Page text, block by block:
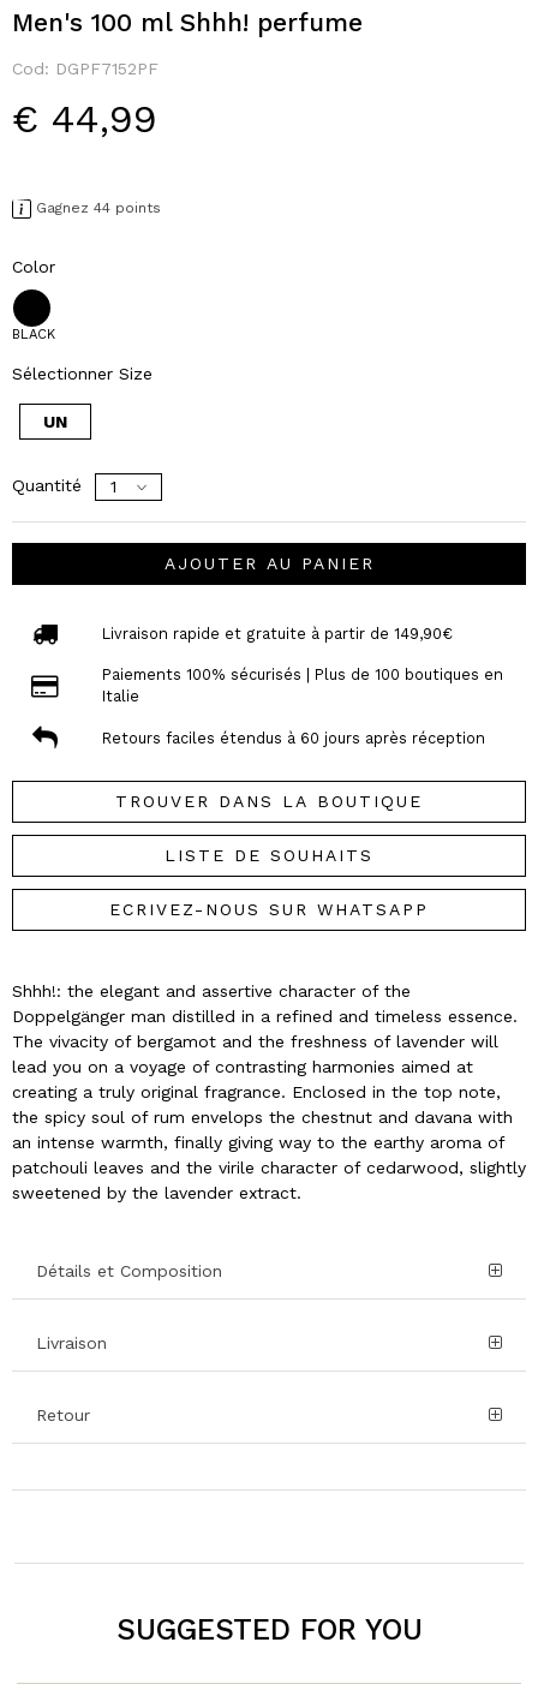
Men's 100 ml Shhh! perfume
Cod: DGPF7152PF
€ 44,99
Gagnez 44 points
Color
BLACK
Sélectionner Size
UN
Quantité
AJOUTER AU PANIER
Livraison rapide et gratuite à partir de 149,90€
Paiements 100% sécurisés | Plus de 100 boutiques en
Italie
Retours faciles étendus à 60 jours après réception
TROUVER DANS LA BOUTIQUE
LISTE DE SOUHAITS
ECRIVEZ-NOUS SUR WHATSAPP
Shhh!: the elegant and assertive character of the
Doppelgänger man distilled in a refined and timeless essence.
The vivacity of bergamot and the freshness of lavender will
lead you on a voyage of contrasting harmonies aimed at
creating a truly original fragrance. Enclosed in the top note,
the spicy soul of rum envelops the chestnut and davana with
an intense warmth, finally giving way to the earthy aroma of
patchouli leaves and the virile character of cedarwood, slightly
sweetened by the lavender extract.
Détails et Composition
Livraison
Retour
SUGGESTED FOR YOU